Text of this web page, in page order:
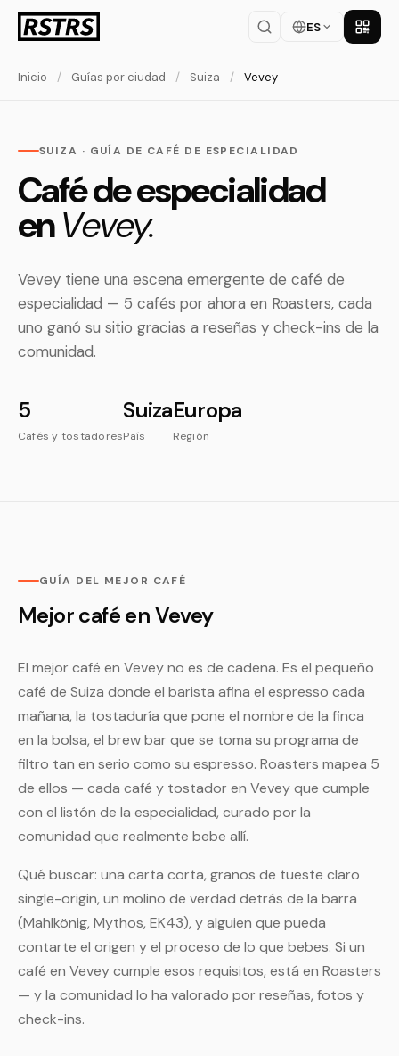
ES
Inicio / Guías por ciudad / Suiza / Vevey
SUIZA · GUÍA DE CAFÉ DE ESPECIALIDAD
Café de especialidad
enVevey.
Vevey tiene una escena emergente de café de
especialidad — 5 cafés por ahora en Roasters, cada
uno ganó su sitio gracias a reseñas y check-ins de la
comunidad.
5
Cafés y tostadores
Suiza
País
Europa
Región
GUÍA DEL MEJOR CAFÉ
Mejor café en Vevey
El mejor café en Vevey no es de cadena. Es el pequeño
café de Suiza donde el barista afina el espresso cada
mañana, la tostaduría que pone el nombre de la finca
en la bolsa, el brew bar que se toma su programa de
filtro tan en serio como su espresso. Roasters mapea 5
de ellos — cada café y tostador en Vevey que cumple
con el listón de la especialidad, curado por la
comunidad que realmente bebe allí.
Qué buscar: una carta corta, granos de tueste claro
single-origin, un molino de verdad detrás de la barra
(Mahlkönig, Mythos, EK43), y alguien que pueda
contarte el origen y el proceso de lo que bebes. Si un
café en Vevey cumple esos requisitos, está en Roasters
— y la comunidad lo ha valorado por reseñas, fotos y
check-ins.